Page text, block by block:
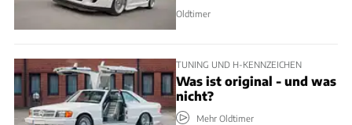
Oldtimer
TUNING UND H-KENNZEICHEN
Was ist original - und was
nicht?
Mehr Oldtimer